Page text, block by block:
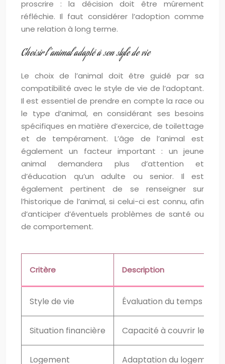
proscrire : la décision doit être mûrement
réfléchie. Il faut considérer l’adoption comme
une relation à long terme.
Choisir l’animal adapté à son style de vie
Le choix de l’animal doit être guidé par sa
compatibilité avec le style de vie de l’adoptant.
Il est essentiel de prendre en compte la race ou
le type d’animal, en considérant ses besoins
spécifiques en matière d’exercice, de toilettage
et de tempérament. L’âge de l’animal est
également un facteur important : un jeune
animal demandera plus d’attention et
d’éducation qu’un adulte ou senior. Il est
également pertinent de se renseigner sur
l’historique de l’animal, si celui-ci est connu, afin
d’anticiper d’éventuels problèmes de santé ou
de comportement.
Critère Description
Style de vie Évaluation du temps
Situation financière Capacité à couvrir les
Logement Adaptation du logement